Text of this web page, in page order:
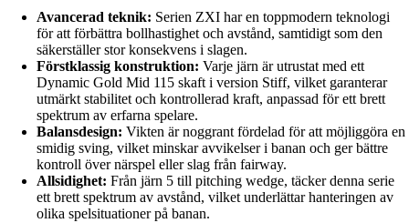
Avancerad teknik: Serien ZXI har en toppmodern teknologi
för att förbättra bollhastighet och avstånd, samtidigt som den
säkerställer stor konsekvens i slagen.
Förstklassig konstruktion: Varje järn är utrustat med ett
Dynamic Gold Mid 115 skaft i version Stiff, vilket garanterar
utmärkt stabilitet och kontrollerad kraft, anpassad för ett brett
spektrum av erfarna spelare.
Balansdesign: Vikten är noggrant fördelad för att möjliggöra en
smidig sving, vilket minskar avvikelser i banan och ger bättre
kontroll över närspel eller slag från fairway.
Allsidighet: Från järn 5 till pitching wedge, täcker denna serie
ett brett spektrum av avstånd, vilket underlättar hanteringen av
olika spelsituationer på banan.